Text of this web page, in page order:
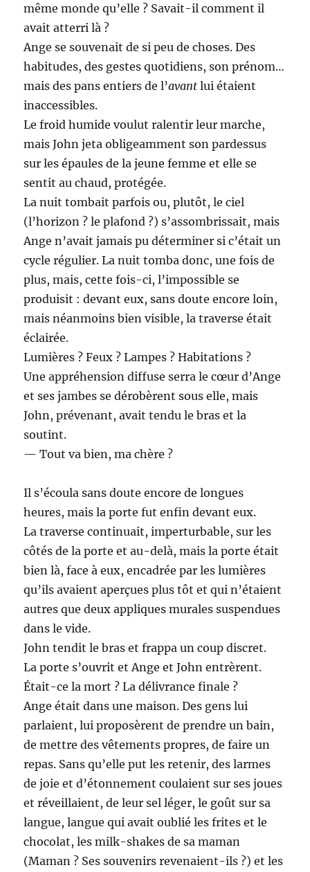
même monde qu’elle ? Savait-il comment il
avait atterri là ?
Ange se souvenait de si peu de choses. Des
habitudes, des gestes quotidiens, son prénom…
mais des pans entiers de l’avant lui étaient
inaccessibles.
Le froid humide voulut ralentir leur marche,
mais John jeta obligeamment son pardessus
sur les épaules de la jeune femme et elle se
sentit au chaud, protégée.
La nuit tombait parfois ou, plutôt, le ciel
(l’horizon ? le plafond ?) s’assombrissait, mais
Ange n’avait jamais pu déterminer si c’était un
cycle régulier. La nuit tomba donc, une fois de
plus, mais, cette fois-ci, l’impossible se
produisit : devant eux, sans doute encore loin,
mais néanmoins bien visible, la traverse était
éclairée.
Lumières ? Feux ? Lampes ? Habitations ?
Une appréhension diffuse serra le cœur d’Ange
et ses jambes se dérobèrent sous elle, mais
John, prévenant, avait tendu le bras et la
soutint.
— Tout va bien, ma chère ?
Il s’écoula sans doute encore de longues
heures, mais la porte fut enfin devant eux.
La traverse continuait, imperturbable, sur les
côtés de la porte et au-delà, mais la porte était
bien là, face à eux, encadrée par les lumières
qu’ils avaient aperçues plus tôt et qui n’étaient
autres que deux appliques murales suspendues
dans le vide.
John tendit le bras et frappa un coup discret.
La porte s’ouvrit et Ange et John entrèrent.
Était-ce la mort ? La délivrance finale ?
Ange était dans une maison. Des gens lui
parlaient, lui proposèrent de prendre un bain,
de mettre des vêtements propres, de faire un
repas. Sans qu’elle put les retenir, des larmes
de joie et d’étonnement coulaient sur ses joues
et réveillaient, de leur sel léger, le goût sur sa
langue, langue qui avait oublié les frites et le
chocolat, les milk-shakes de sa maman
(Maman ? Ses souvenirs revenaient-ils ?) et les